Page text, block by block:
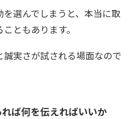
選んでしまうと、本当に取
ともあります。
実さが試される場面なので
ば何を伝えればいいか